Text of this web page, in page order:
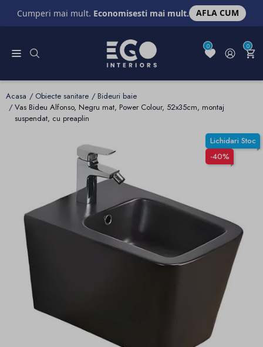
Cumperi mai mult. Economisesti mai mult. AFLA CUM
0 0
Acasa Obiecte sanitare
Bideuri baie
Vas Bideu Alfonso, Negru mat, Power Colour, 52x35cm, montaj
suspendat, cu preaplin
Lichidari Stoc
-40%